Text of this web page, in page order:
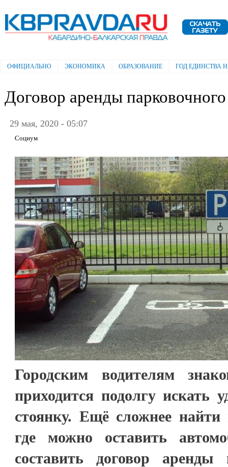
Электронная газета "Кабардино-
Балкарская правда"
Главное меню
ОФИЦИАЛЬНО ЭКОНОМИКА ОБРАЗОВАНИЕ ГОД ЕДИНСТВА
Договор аренды
29 мая, 2020 - 05:07
Социум
Городским водителям
приходится подолгу искать
стоянку. Ещё сложнее найти
где можно оставить
составить договор аренды